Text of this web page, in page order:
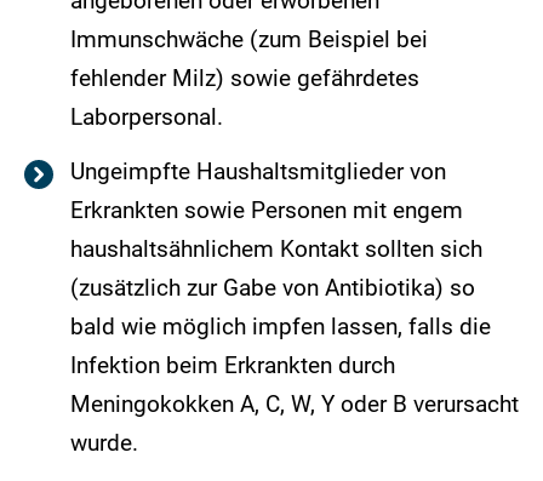
Immunschwäche (zum Beispiel bei
fehlender Milz) sowie gefährdetes
Laborpersonal.
Ungeimpfte Haushaltsmitglieder von
Erkrankten sowie Personen mit engem
haushaltsähnlichem Kontakt sollten sich
(zusätzlich zur Gabe von Antibiotika) so
bald wie möglich impfen lassen, falls die
Infektion beim Erkrankten durch
Meningokokken A, C, W, Y oder B verursacht
wurde.